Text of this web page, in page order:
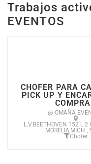
Trabajos
EVENTOS
CHOFER PARA
PICK UP Y
@ OMAÑA
L.V.BEETHOVEN 152 L 2
MORELIA,MICH.,
Chofer